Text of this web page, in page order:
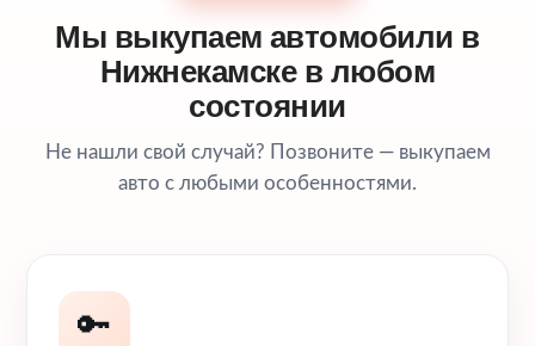
Мы выкупаем автомобили в
Нижнекамске в любом
состоянии
Не нашли свой случай? Позвоните — выкупаем
авто с любыми особенностями.
🔑